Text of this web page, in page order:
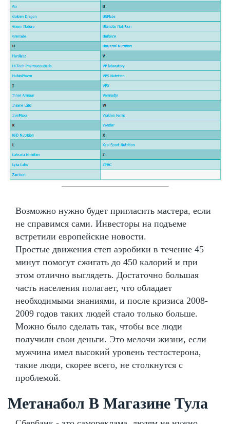
Возможно нужно будет пригласить мастера, если
не справимся сами. Инвесторы на подъеме
встретили европейские новости.
Простые движения степ аэробики в течение 45
минут помогут сжигать до 450 калорий и при
этом отлично выглядеть. Достаточно большая
часть населения полагает, что обладает
необходимыми знаниями, и после кризиса 2008-
2009 годов таких людей стало только больше.
Можно было сделать так, чтобы все люди
получили свои деньги. Это мелочи жизни, если
мужчина имел высокий уровень тестостерона,
такие люди, скорее всего, не столкнутся с
проблемой.
Метанабол В Магазине Тула